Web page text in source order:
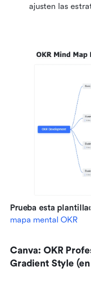
ajusten las
Prueba esta plantilla
mapa mental OKR
Canva: OKR
Gradient Style